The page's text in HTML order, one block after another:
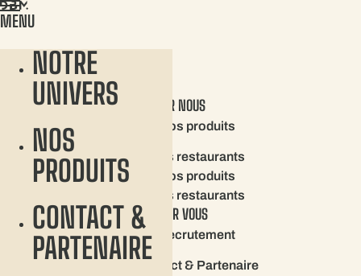
Aller
au
contenu
MENU
NOTRE
UNIVERS
NOS
PRODUITS
CONTACT &
PARTENAIRE
CONTACT
SUR NOUS
Nos produits
Nos restaurants
Nos produits
Nos restaurants
POUR VOUS
Recrutement
Contact & Partenaire